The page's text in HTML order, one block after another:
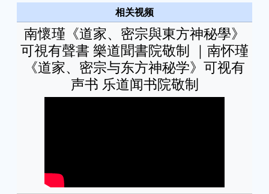
相关视频
南懷瑾《道家、密宗與東方神秘學》
可視有聲書 樂道聞書院敬制 ｜南怀瑾
《道家、密宗与东方神秘学》可视有
声书 乐道闻书院敬制